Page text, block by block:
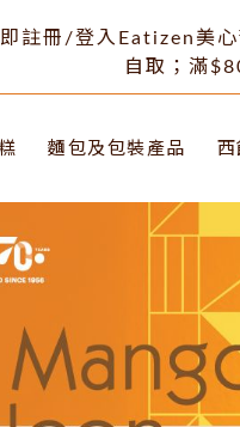
即註冊/登入Eatizen美
自取；滿
麵包及包裝產品 西